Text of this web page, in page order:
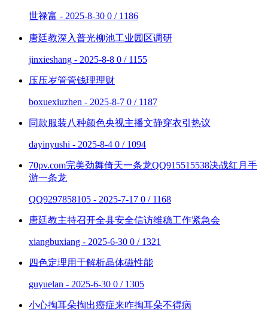
世禄富 - 2025-8-30 0 / 1186
唐廷教深入普光柳池工业园区调研
jinxieshang - 2025-8-8 0 / 1155
压压岁管管钱理理财
boxuexiuzhen - 2025-8-7 0 / 1187
同款服装八种颜色央视主播文静穿衣引热议
dayinyushi - 2025-8-4 0 / 1094
70pv.com完美劲舞倚天一条龙QQ915515538决战红月手
游一条龙
QQ9297858105 - 2025-7-17 0 / 1168
唐廷教主持召开全县安全信访维稳工作紧急会
xiangbuxiang - 2025-6-30 0 / 1321
四色定理用于解析晶体磁性能
guyuelan - 2025-6-30 0 / 1305
小心掏耳朵掏出癌症来咋掏耳朵不得病